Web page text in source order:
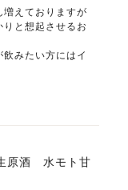
増えておりますが
と想起させるお
みたい方にはイ
原酒 水モト甘